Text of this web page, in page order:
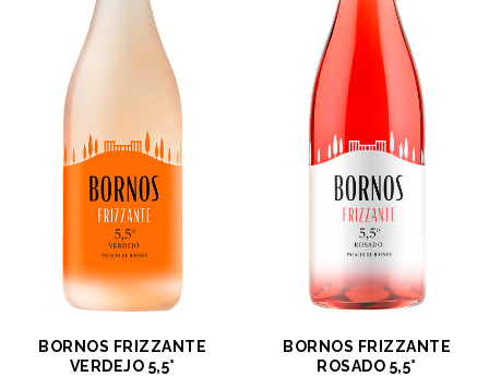
BORNOS FRIZZANTE
VERDEJO 5,5°
BORNOS FRIZZANTE
ROSADO 5,5°